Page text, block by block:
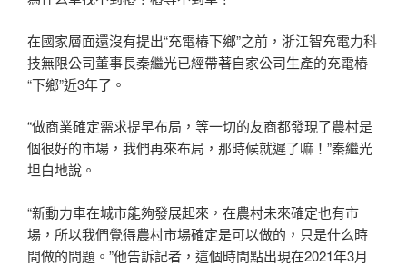
在國家層面還沒有提出“充電樁下鄉”之前，浙江智充電力科
技無限公司董事長秦繼光已經帶著自家公司生產的充電樁
“下鄉”近3年了。
“做商業確定需求提早布局，等一切的友商都發現了農村是
個很好的市場，我們再來布局，那時候就遲了嘛！”秦繼光
坦白地說。
“新動力車在城市能夠發展起來，在農村未來確定也有市
場，所以我們覺得農村市場確定是可以做的，只是什么時
間做的問題。”他告訴記者，這個時間點出現在2021年3月